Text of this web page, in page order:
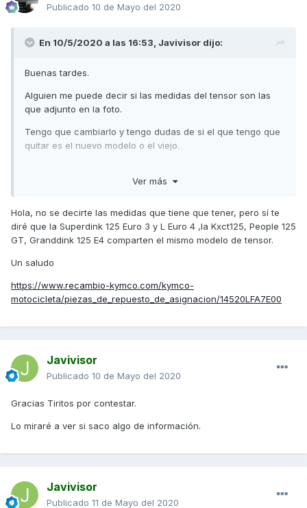
Publicado 10 de Mayo del 2020
En 10/5/2020 a las 16:53, Javivisor dijo:
Buenas tardes.
Alguien me puede decir si las medidas del tensor son las
que adjunto en la foto.
Tengo que cambiarlo y tengo dudas de si el que tengo que
quitar es el nuevo modelo o el viejo.
Ver más
Hola, no se decirte las medidas que tiene que tener, pero sí te
diré que la Superdink 125 Euro 3 y L Euro 4 ,la Kxct125, People 125
GT, Granddink 125 E4 comparten el mismo modelo de tensor.
Un saludo
https://www.recambio-kymco.com/kymco-
motocicleta/piezas_de_repuesto_de_asignacion/14520LFA7E00
Javivisor
Publicado 10 de Mayo del 2020
Gracias Tiritos por contestar.
Lo miraré a ver si saco algo de información.
Javivisor
Publicado 11 de Mayo del 2020